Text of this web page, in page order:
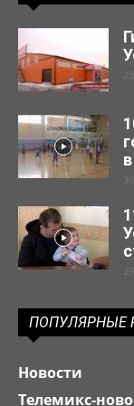
ПОПУЛЯРНЫЕ
Новости
Телемикс-